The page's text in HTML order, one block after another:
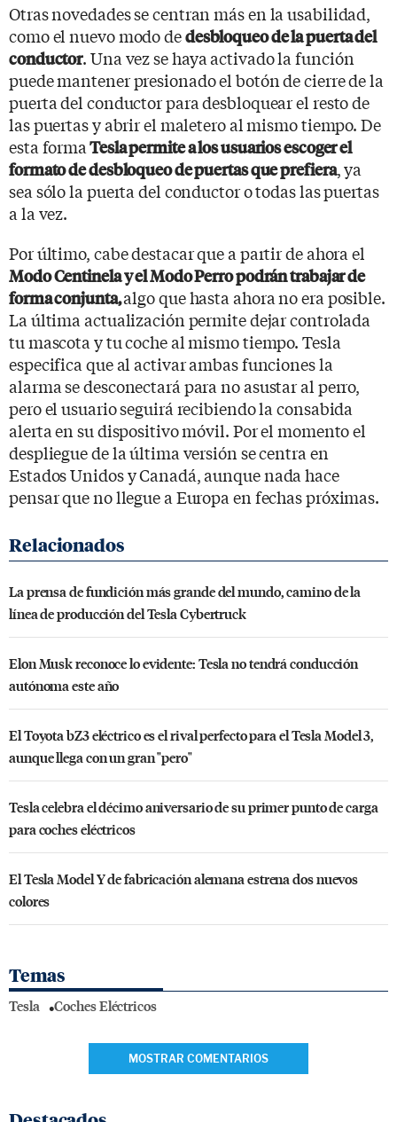
Otras novedades se centran más en la usabilidad,
como el nuevo modo dedesbloqueo de la puerta del
conductor. Una vez se haya activado la función
puede mantener presionado el botón de cierre de la
puerta del conductor para desbloquear el resto de
las puertas y abrir el maletero al mismo tiempo. De
esta forma Tesla permite a los usuarios escoger el
formato de desbloqueo de puertas que prefiera, ya
sea sólo la puerta del conductor o todas las puertas
a la vez.
Por último, cabe destacar que a partir de ahora el
Modo Centinela y el Modo Perro podrán trabajar de
forma conjunta,algo que hasta ahora no era posible.
La última actualización permite dejar controlada
tu mascota y tu coche al mismo tiempo. Tesla
especifica que al activar ambas funciones la
alarma se desconectará para no asustar al perro,
pero el usuario seguirá recibiendo la consabida
alerta en su dispositivo móvil. Por el momento el
despliegue de la última versión se centra en
Estados Unidos y Canadá, aunque nada hace
pensar que no llegue a Europa en fechas próximas.
La prensa de fundición más grande del mundo, camino de la
línea de producción del Tesla Cybertruck
Elon Musk reconoce lo evidente: Tesla no tendrá conducción
autónoma este año
El Toyota bZ3 eléctrico es el rival perfecto para el Tesla Model 3,
aunque llega con un gran "pero"
Tesla celebra el décimo aniversario de su primer punto de carga
para coches eléctricos
El Tesla Model Y de fabricación alemana estrena dos nuevos
colores
Temas
Tesla Coches Eléctricos
MOSTRAR COMENTARIOS